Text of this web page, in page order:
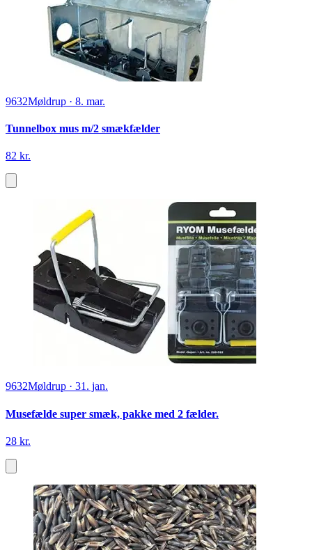
9632Møldrup · 8. mar.
Tunnelbox mus m/2 smækfælder
82 kr.
9632Møldrup · 31. jan.
Musefælde super smæk, pakke med 2 fælder.
28 kr.